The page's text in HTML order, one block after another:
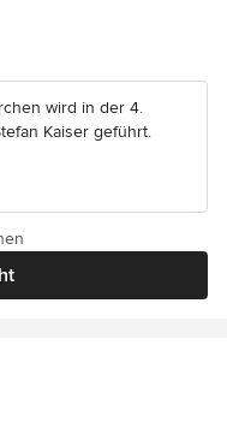
Sternen
wird in der 4.
Kaiser geführt.
Sternen